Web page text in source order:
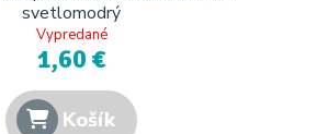
svetlomodrý
Vypredané
1,60 €
Košík